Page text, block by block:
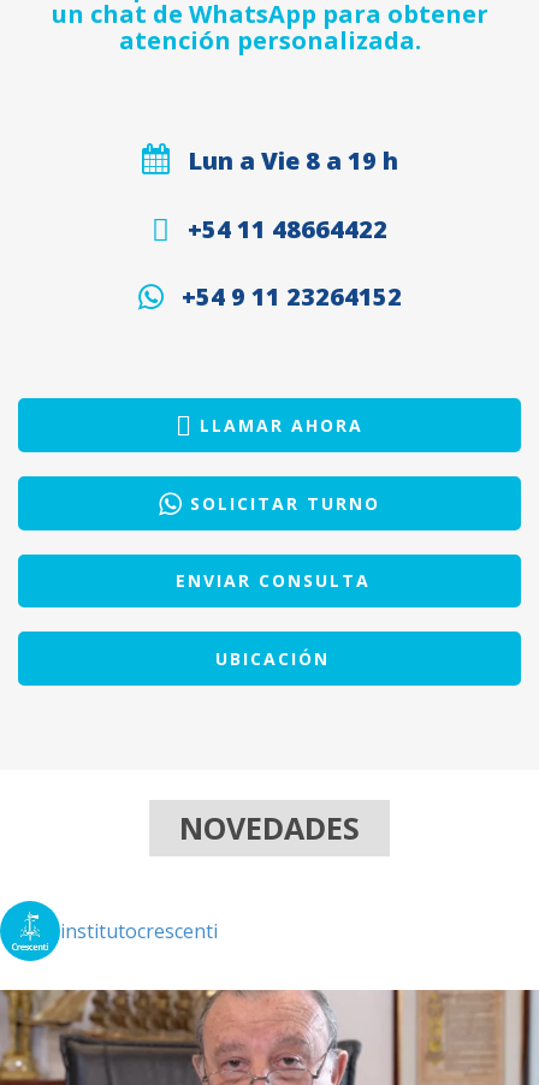
un chat de WhatsApp para obtener
atención personalizada.
Lun a Vie 8 a 19 h
+54 11 48664422
+54 9 11 23264152
LLAMAR AHORA
SOLICITAR TURNO
ENVIAR CONSULTA
UBICACIÓN
NOVEDADES
institutocrescenti